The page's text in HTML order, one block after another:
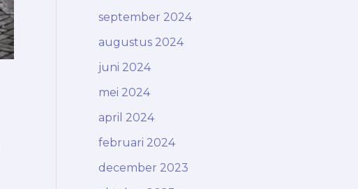
september 2024
augustus 2024
juni 2024
mei 2024
april 2024
februari 2024
december 2023